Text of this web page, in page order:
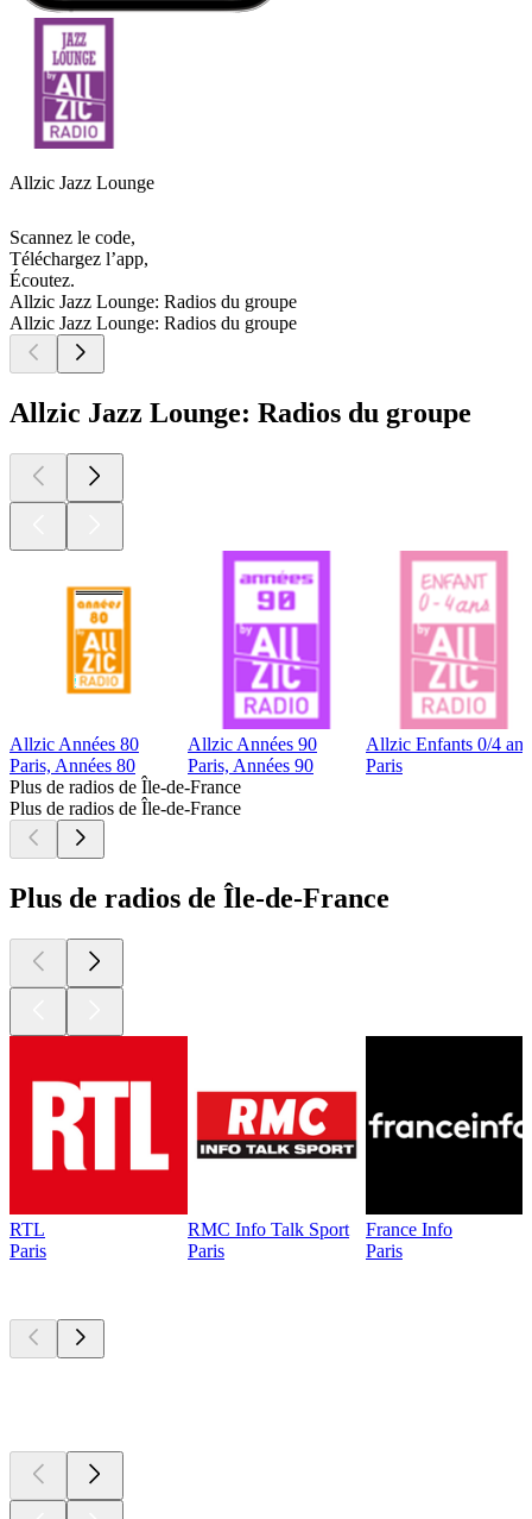
Allzic Jazz Lounge
Scannez le code,
Téléchargez l’app,
Écoutez.
Allzic Jazz Lounge: Radios du groupe
Allzic Jazz Lounge: Radios du groupe
Allzic Jazz Lounge: Radios du groupe
Allzic Années 80
Paris, Années 80
Allzic Années 90
Paris, Années 90
Allzic Enfants 0/4 ans
Paris
Plus de radios de Île-de-France
Plus de radios de Île-de-France
Plus de radios de Île-de-France
RTL
Paris
RMC Info Talk Sport
Paris
France Info
Paris